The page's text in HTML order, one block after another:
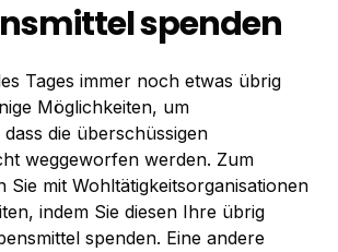
spenden
Tages immer noch etwas übrig
Möglichkeiten, um
die überschüssigen
weggeworfen werden. Zum
Sie mit Wohltätigkeitsorganisationen
indem Sie diesen Ihre übrig
spenden. Eine andere